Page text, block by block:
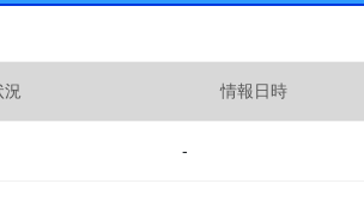
情報日時
-